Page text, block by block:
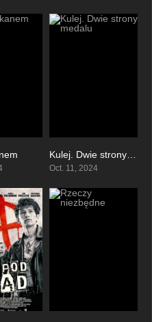
6.4
Kulej. Dwie strony medalu
Oct. 11, 2024